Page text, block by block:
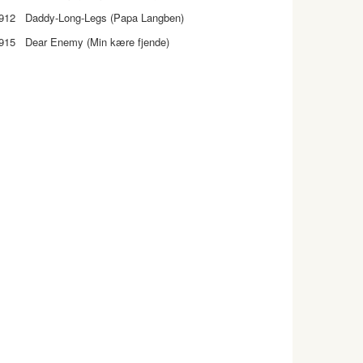
Daddy-Long-Legs (Papa Langben)
Dear Enemy (Min kære fjende)